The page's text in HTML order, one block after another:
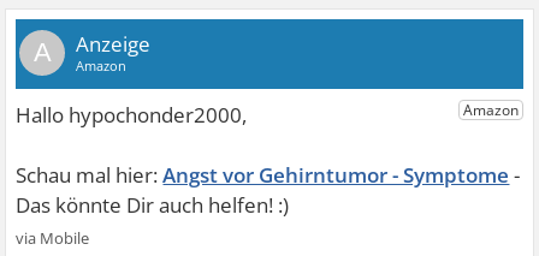
A
Angst vor Gehirntumor - Symptome